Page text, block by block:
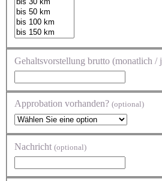
Gehaltsvorstellung brutto (monatlich /
Approbation vorhanden? (optional)
Nachricht (optional)